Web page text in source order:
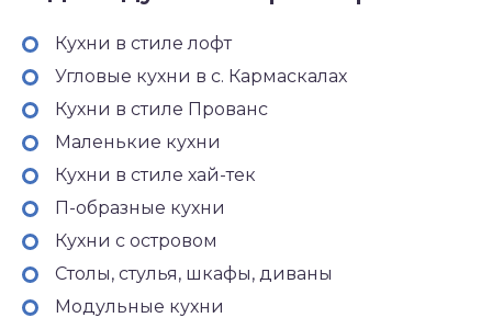
Кухни в стиле лофт
Угловые кухни в с. Кармаскалах
Кухни в стиле Прованс
Маленькие кухни
Кухни в стиле хай-тек
П-образные кухни
Кухни с островом
Столы, стулья, шкафы, диваны
Модульные кухни